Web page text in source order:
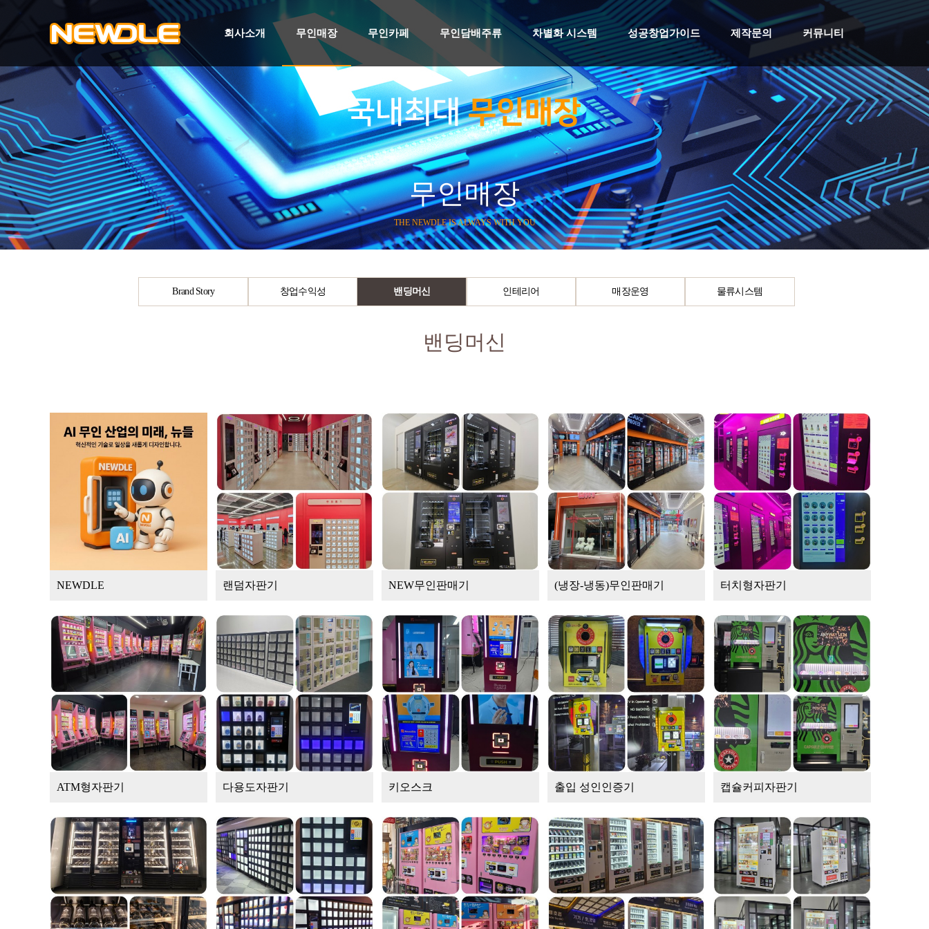
회사소개 무인매장 무인카페 무인담배주류 차별화 시스템 성공창업가이드 제작문의 커뮤니티
무인매장
THE NEWDLE IS ALWAYS WITH YOU
Brand Story 창업수익성 밴딩머신 인테리어 매장운영 물류시스템
밴딩머신
NEWDLE 랜덤자판기 NEW무인판매기 (냉장-냉동)무인판매기 터치형자판기
ATM형자판기 다용도자판기 키오스크 출입 성인인증기 캡슐커피자판기